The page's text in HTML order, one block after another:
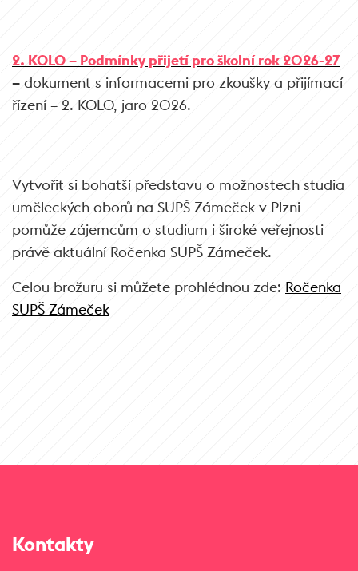
2. KOLO – Podmínky přijetí pro školní rok 2026-27
– dokument s informacemi pro zkoušky a přijímací
řízení – 2. KOLO, jaro 2026.
Vytvořit si bohatší představu o možnostech studia
uměleckých oborů na SUPŠ Zámeček v Plzni
pomůže zájemcům o studium i široké veřejnosti
právě aktuální Ročenka SUPŠ Zámeček.
Celou brožuru si můžete prohlédnou zde: Ročenka
SUPŠ Zámeček
Kontakty